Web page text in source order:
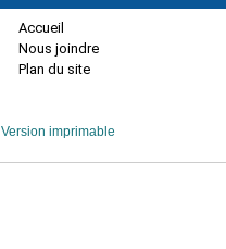
Accueil
Nous joindre
Plan du site
Version imprimable